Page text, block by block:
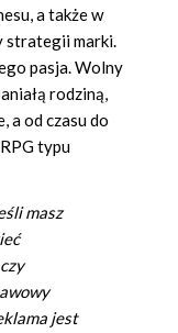
a także w
strategii marki.
pasja. Wolny
rodziną,
a od czasu do
typu
masz
jest